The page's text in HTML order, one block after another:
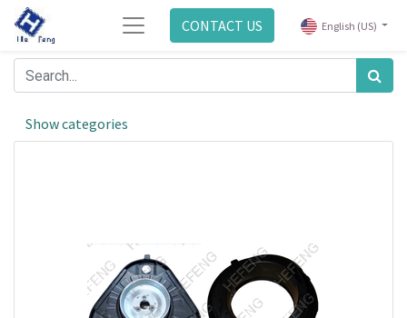
CONTACT US English (US)
Show categories